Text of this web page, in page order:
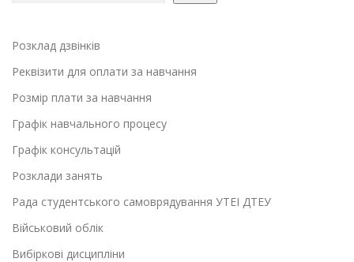
Розклад дзвінків
Реквізити для оплати за навчання
Розмір плати за навчання
Графік навчального процесу
Графік консультацій
Розклади занять
Рада студентського самоврядування УТЕІ ДТЕУ
Військовий облік
Вибіркові дисципліни